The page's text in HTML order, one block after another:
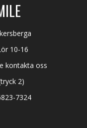
10-16
kontakta oss
2)
7324